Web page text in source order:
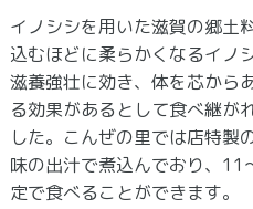
イノシシを用いた滋賀の郷土
込むほどに柔らかくなるイノ
滋養強壮に効き、体を芯から
る効果があるとして食べ継が
した。こんぜの里では店特製
味の出汁で煮込んでおり、11
定で食べることができます。